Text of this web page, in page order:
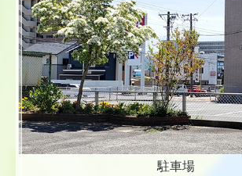
駐車場